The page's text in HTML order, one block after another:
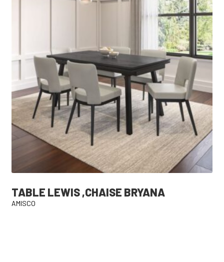
TABLE LEWIS ,CHAISE BRYANA
AMISCO